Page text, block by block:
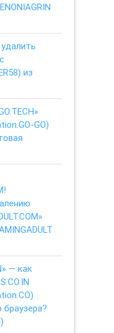
удалить
из
GO)
— как
браузера?